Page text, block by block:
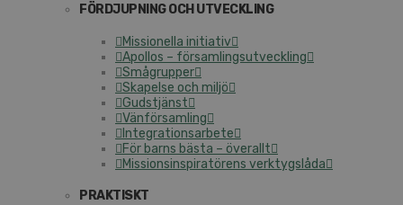
FÖRDJUPNING OCH UTVECKLING
Missionella initiativ
Apollos – församlingsutveckling
Smågrupper
Skapelse och miljö
Gudstjänst
Vänförsamling
Integrationsarbete
För barns bästa – överallt
Missionsinspiratörens verktygslåda
PRAKTISKT